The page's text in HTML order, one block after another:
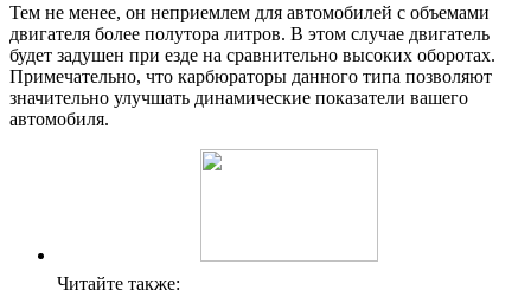
Тем не менее, он неприемлем для автомобилей с объемами
двигателя более полутора литров. В этом случае двигатель
будет задушен при езде на сравнительно высоких оборотах.
Примечательно, что карбюраторы данного типа позволяют
значительно улучшать динамические показатели вашего
автомобиля.
Читайте также: